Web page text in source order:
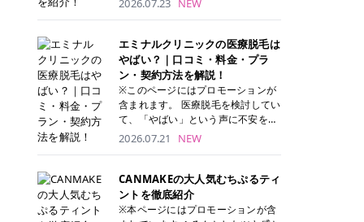
両方を叶えられます。 韓国コスメブ
ランドを中心に人気を集めていまし
たが、現在では日本でも定番のスキ
ンケアアイテムとして幅広い世代に
愛用されています。 トナーパッドの
特徴 トナーパッドと拭き取り化粧水
の違い 「トナーパッド」と「拭き取
り化粧水」はどちらも洗顔後に使用
するスキンケアアイテムですが、使
い方や特徴に違いがあります。 トナ
ーパッドは、化粧水があらかじめパ
ッドに含まれているため、コットン
を用意する手間がなく、忙しい朝で
もサッと使えるのが魅力です。 ま
た、保湿成分を豊富に配合した商品
べばいいの？と迷ってしまいますよ
ね。 この記事では、医療脱毛の基本
から、東京で特に通いやすいフレイ
アクリニック・レジーナクリニッ
ク・エミナルクリニック・リゼクリ
ニックの4院について、分かりやす
リニックを見つけて、面倒な自己処
理から卒業しちゃいましょう♪ クリ
ニック 全身＋VIO 全身＋VIO＋顔 特
徴 脱毛器 詳細 フレイアクリニック
52,800円(税込)/5回 94,600円(税
込)/5回 肌への負担に配慮しなが
2026.07.23 NEW
エミナルクリニックの医療脱毛は
やばい？｜口コミ・料金・プラ
ン・契約方法を解説！
※このページにはプロモーションが
含まれます。 医療脱毛を検討してい
て、「やばい」という声に不安を抱
える方も多いのではないでしょう
体系をはじめ、学生や友人同士でお
得になる割引キャンペーン、無料カ
ウンセリングから施術までの具体的
2026.07.21 NEW
CANMAKEの大人気むちぷるティ
ントを徹底紹介
※本ページにはプロモーションが含